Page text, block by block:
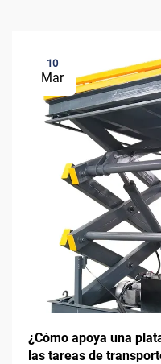
10
Mar
¿Cómo apoya una
las tareas de